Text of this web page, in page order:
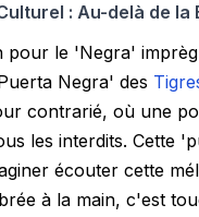
: Au-delà de la
pour le 'Negra'
Negra' des
contrarié, où une
les interdits. Cette
écouter cette
à la main, c'est